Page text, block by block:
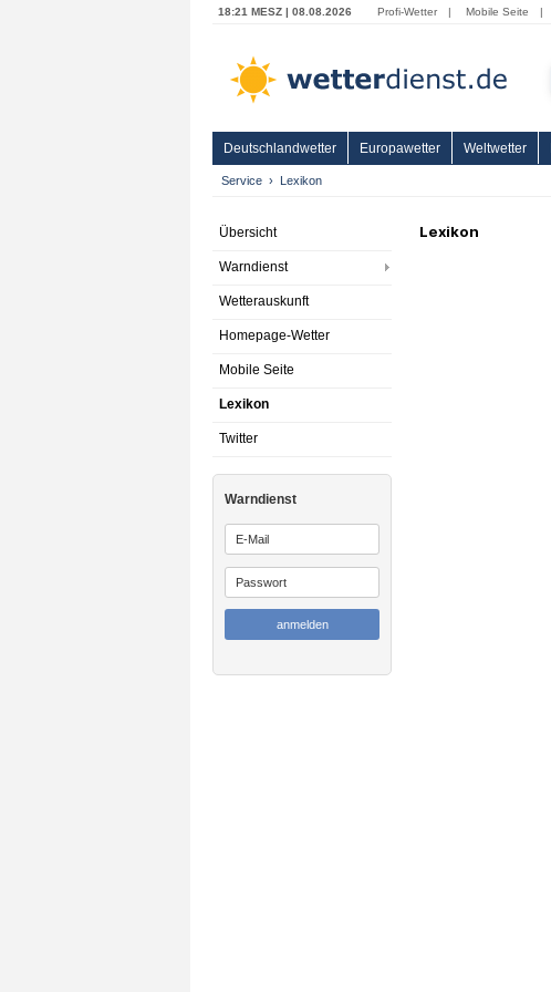
18:21 MESZ | 08.08.2026 Profi-Wetter | Mobile Seite |
Deutschlandwetter Europawetter Weltwetter
Service Lexikon
Übersicht
Warndienst
Wetterauskunft
Homepage-Wetter
Mobile Seite
Lexikon
Twitter
Warndienst
Lexikon